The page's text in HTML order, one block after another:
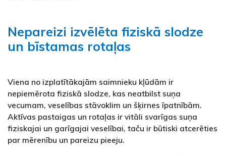
Nepareizi izvēlēta fiziskā slodze
un bīstamas rotaļas
Viena no izplatītākajām saimnieku kļūdām ir
nepiemērota fiziskā slodze, kas neatbilst suņa
vecumam, veselības stāvoklim un šķirnes īpatnībām.
Aktīvas pastaigas un rotaļas ir vitāli svarīgas suņa
fiziskajai un garīgajai veselībai, taču ir būtiski atcerēties
par mērenību un pareizu pieeju.